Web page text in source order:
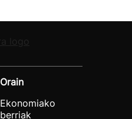
Orain
Ekonomiako
berriak